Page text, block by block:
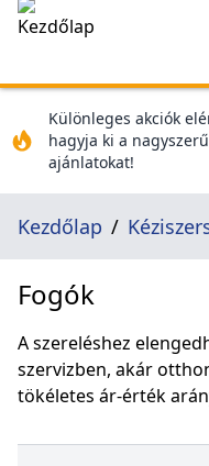
Különleges akciók
hagyja ki a nagyszerű
ajánlatokat!
Kezdőlap
Fogók
A szereléshez
szervizben, akár
tökéletes ár-érték